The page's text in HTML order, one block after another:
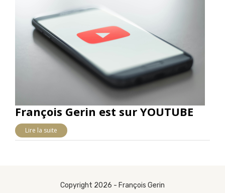
François Gerin est sur YOUTUBE
Lire la suite
Copyright 2026 - François Gerin